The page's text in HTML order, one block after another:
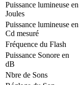
Puissance lumineuse en
Joules
Puissance lumineuse en
Cd mesuré
Fréquence du Flash
Puissance Sonore en
dB
Nbre de Sons